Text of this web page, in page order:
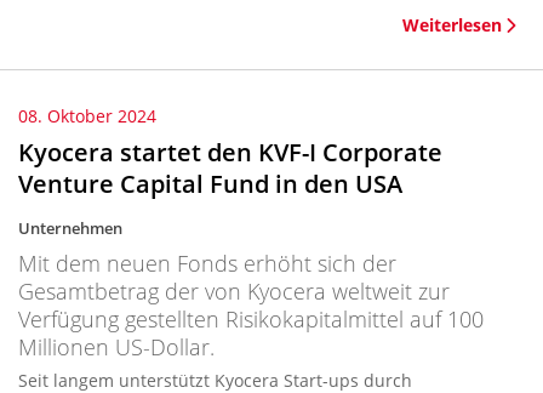
Weiterlesen
08. Oktober 2024
Kyocera startet den KVF-I Corporate
Venture Capital Fund in den USA
Unternehmen
Mit dem neuen Fonds erhöht sich der
Gesamtbetrag der von Kyocera weltweit zur
Verfügung gestellten Risikokapitalmittel auf 100
Millionen US-Dollar.
Seit langem unterstützt Kyocera Start-ups durch